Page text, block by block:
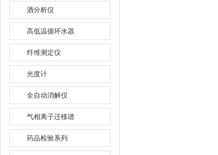
酒分析仪
高低温循环水器
纤维测定仪
光度计
全自动消解仪
气相离子迁移谱
药品检验系列